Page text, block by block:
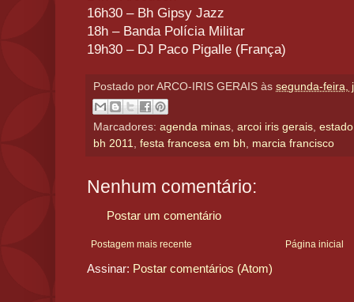
16h30 – Bh Gipsy Jazz
18h – Banda Polícia Militar
19h30 – DJ Paco Pigalle (França)
Postado por ARCO-IRIS GERAIS às segunda-feira,
Marcadores: agenda minas arcoi iris gerais
bh 2011
festa francesa em bh marcia francisco
Nenhum comentário:
Postar um comentário
Postagem mais recente Página inicial
Assinar: Postar comentários (Atom)